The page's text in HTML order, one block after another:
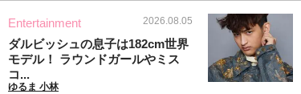
Entertainment 2026.08.05
ダルビッシュの息子は182cm世界
モデル！ ラウンドガールやミス
コ...
ゆるま 小林